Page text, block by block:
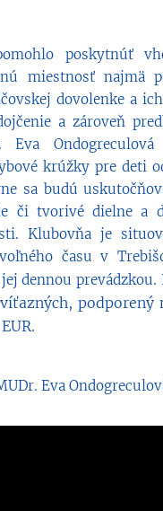
poskytnúť
miestnosť najmä
dovolenke a
a zároveň
Eva
krúžky pre deti
sa budú
či tvorivé dielne a
Klubovňa je
času v
dennou prevádzkou.
podporený
Eva